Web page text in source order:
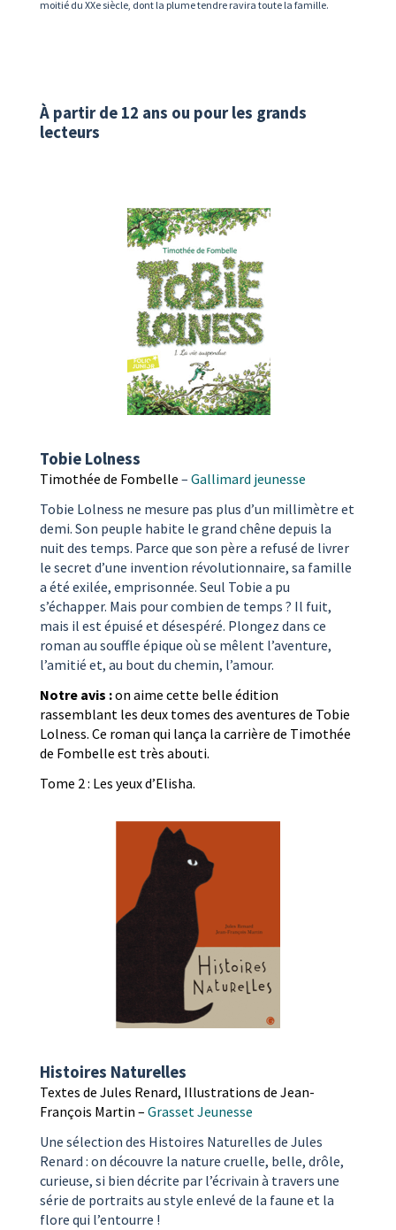
moitié du XXe siècle, dont la plume tendre ravira toute la famille.
À partir de 12 ans ou pour les grands
lecteurs
Tobie Lolness
Timothée de Fombelle – Gallimard jeunesse
Tobie Lolness ne mesure pas plus d’un millimètre et
demi. Son peuple habite le grand chêne depuis la
nuit des temps. Parce que son père a refusé de livrer
le secret d’une invention révolutionnaire, sa famille
a été exilée, emprisonnée. Seul Tobie a pu
s’échapper. Mais pour combien de temps ? Il fuit,
mais il est épuisé et désespéré. Plongez dans ce
roman au souffle épique où se mêlent l’aventure,
l’amitié et, au bout du chemin, l’amour.
Notre avis :on aime cette belle édition
rassemblant les deux tomes des aventures de Tobie
Lolness. Ce roman qui lança la carrière de Timothée
de Fombelle est très abouti.
Tome 2 : Les yeux d’Elisha.
Histoires Naturelles
Textes de Jules Renard, Illustrations de Jean-
François Martin – Grasset Jeunesse
Une sélection des Histoires Naturelles de Jules
Renard : on découvre la nature cruelle, belle, drôle,
curieuse, si bien décrite par l’écrivain à travers une
série de portraits au style enlevé de la faune et la
flore qui l’entourre !